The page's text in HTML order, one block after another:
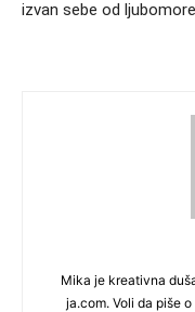
izvan sebe od
Mika je kreativna
ja.com. Voli da piše